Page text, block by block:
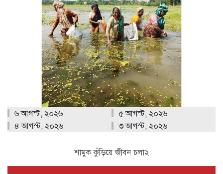
৬ আগস্ট, ২০২৬
৫ আগস্ট, ২০২৬
৪ আগস্ট, ২০২৬
৩ আগস্ট, ২০২৬
শামুক কুঁড়িয়ে জীবন চলা